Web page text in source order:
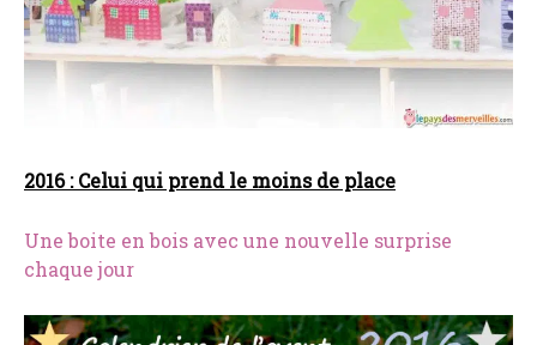
2016 : Celui qui prend le moins de place
Une boite en bois avec une nouvelle surprise
chaque jour